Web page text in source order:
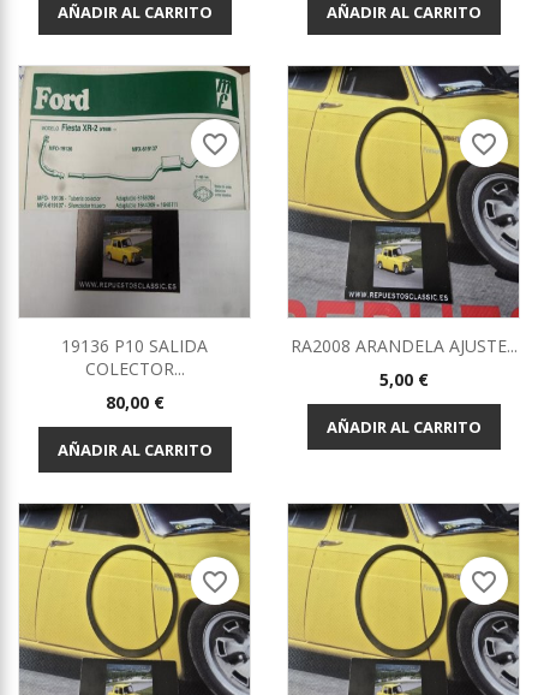
AÑADIR AL CARRITO AÑADIR AL CARRITO
19136 P10 SALIDA
COLECTOR...
Precio
80,00 €
AÑADIR AL CARRITO
favorite_border
RA2008 ARANDELA AJUSTE...
Precio
5,00 €
AÑADIR AL CARRITO
favorite_border
favorite_border favorite_border